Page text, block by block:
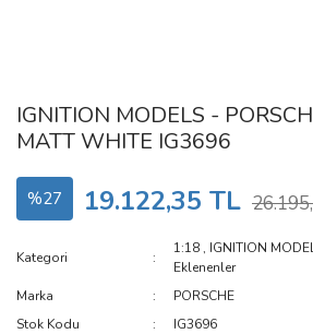
IGNITION MODELS -
MATT WHITE IG3696
%27 19.122,35 TL
Kategori
1:18 , IGNITION
Eklenenler
Marka
PORSCHE
Stok Kodu
IG3696